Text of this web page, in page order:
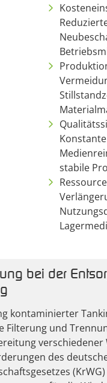
Konstante
stabile
bei der
kontaminierter
Filterung und
verschiedener
des